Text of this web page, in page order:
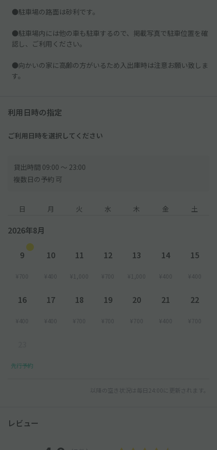
●駐車場の路面は砂利です。
●駐車場内には他の車も駐車するので、掲載写真で駐車位置を確
認し、ご利用ください。
●向かいの家に高齢の方がいるため入出庫時は注意お願い致しま
す。
利用日時の指定
ご利用日時を選択してください
貸出時間 09:00 〜 23:00
複数日の予約 可
日 月 火 水 木 金 土
2026年8月
9
¥700
10
¥400
11
¥1,000
12
¥700
13
¥1,000
14
¥400
15
¥400
16
¥400
17
¥400
18
¥700
19
¥700
20
¥700
21
¥400
22
¥700
先行予約
以降の空き状況は毎日24:00に更新されます。
レビュー